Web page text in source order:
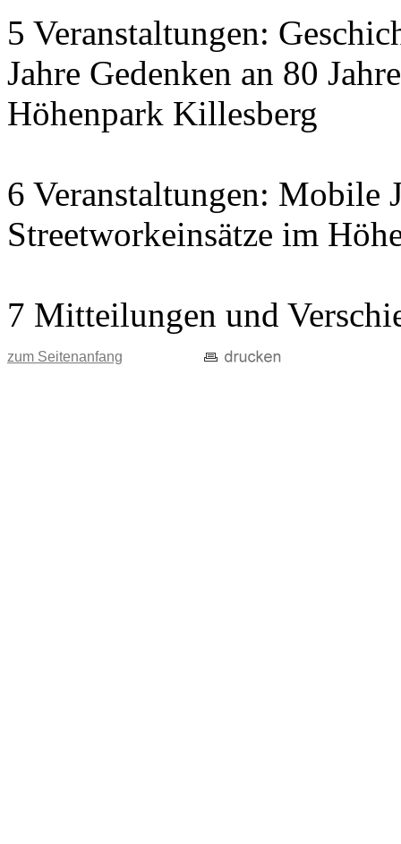
5 Veranstaltungen:
Jahre Gedenken an 80
Höhenpark Killesberg
6 Veranstaltungen: Mobile
Streetworkeinsätze im
7 Mitteilungen und
zum Seitenanfang